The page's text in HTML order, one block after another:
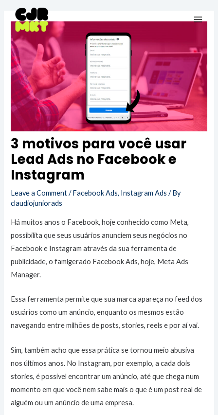
content
3 motivos para você usar
Lead Ads no Facebook e
Instagram
Leave a Comment / Facebook Ads, Instagram Ads / By
claudiojuniorads
Há muitos anos o Facebook, hoje conhecido como Meta,
possibilita que seus usuários anunciem seus negócios no
Facebook e Instagram através da sua ferramenta de
publicidade, o famigerado Facebook Ads, hoje, Meta Ads
Manager.
Essa ferramenta permite que sua marca apareça no feed dos
usuários como um anúncio, enquanto os mesmos estão
navegando entre milhões de posts, stories, reels e por aí vai.
Sim, também acho que essa prática se tornou meio abusiva
nos últimos anos. No Instagram, por exemplo, a cada dois
stories, é possível encontrar um anúncio, até que chega num
momento em que você nem sabe mais o que é um post real de
alguém ou um anúncio de uma empresa.
navigation